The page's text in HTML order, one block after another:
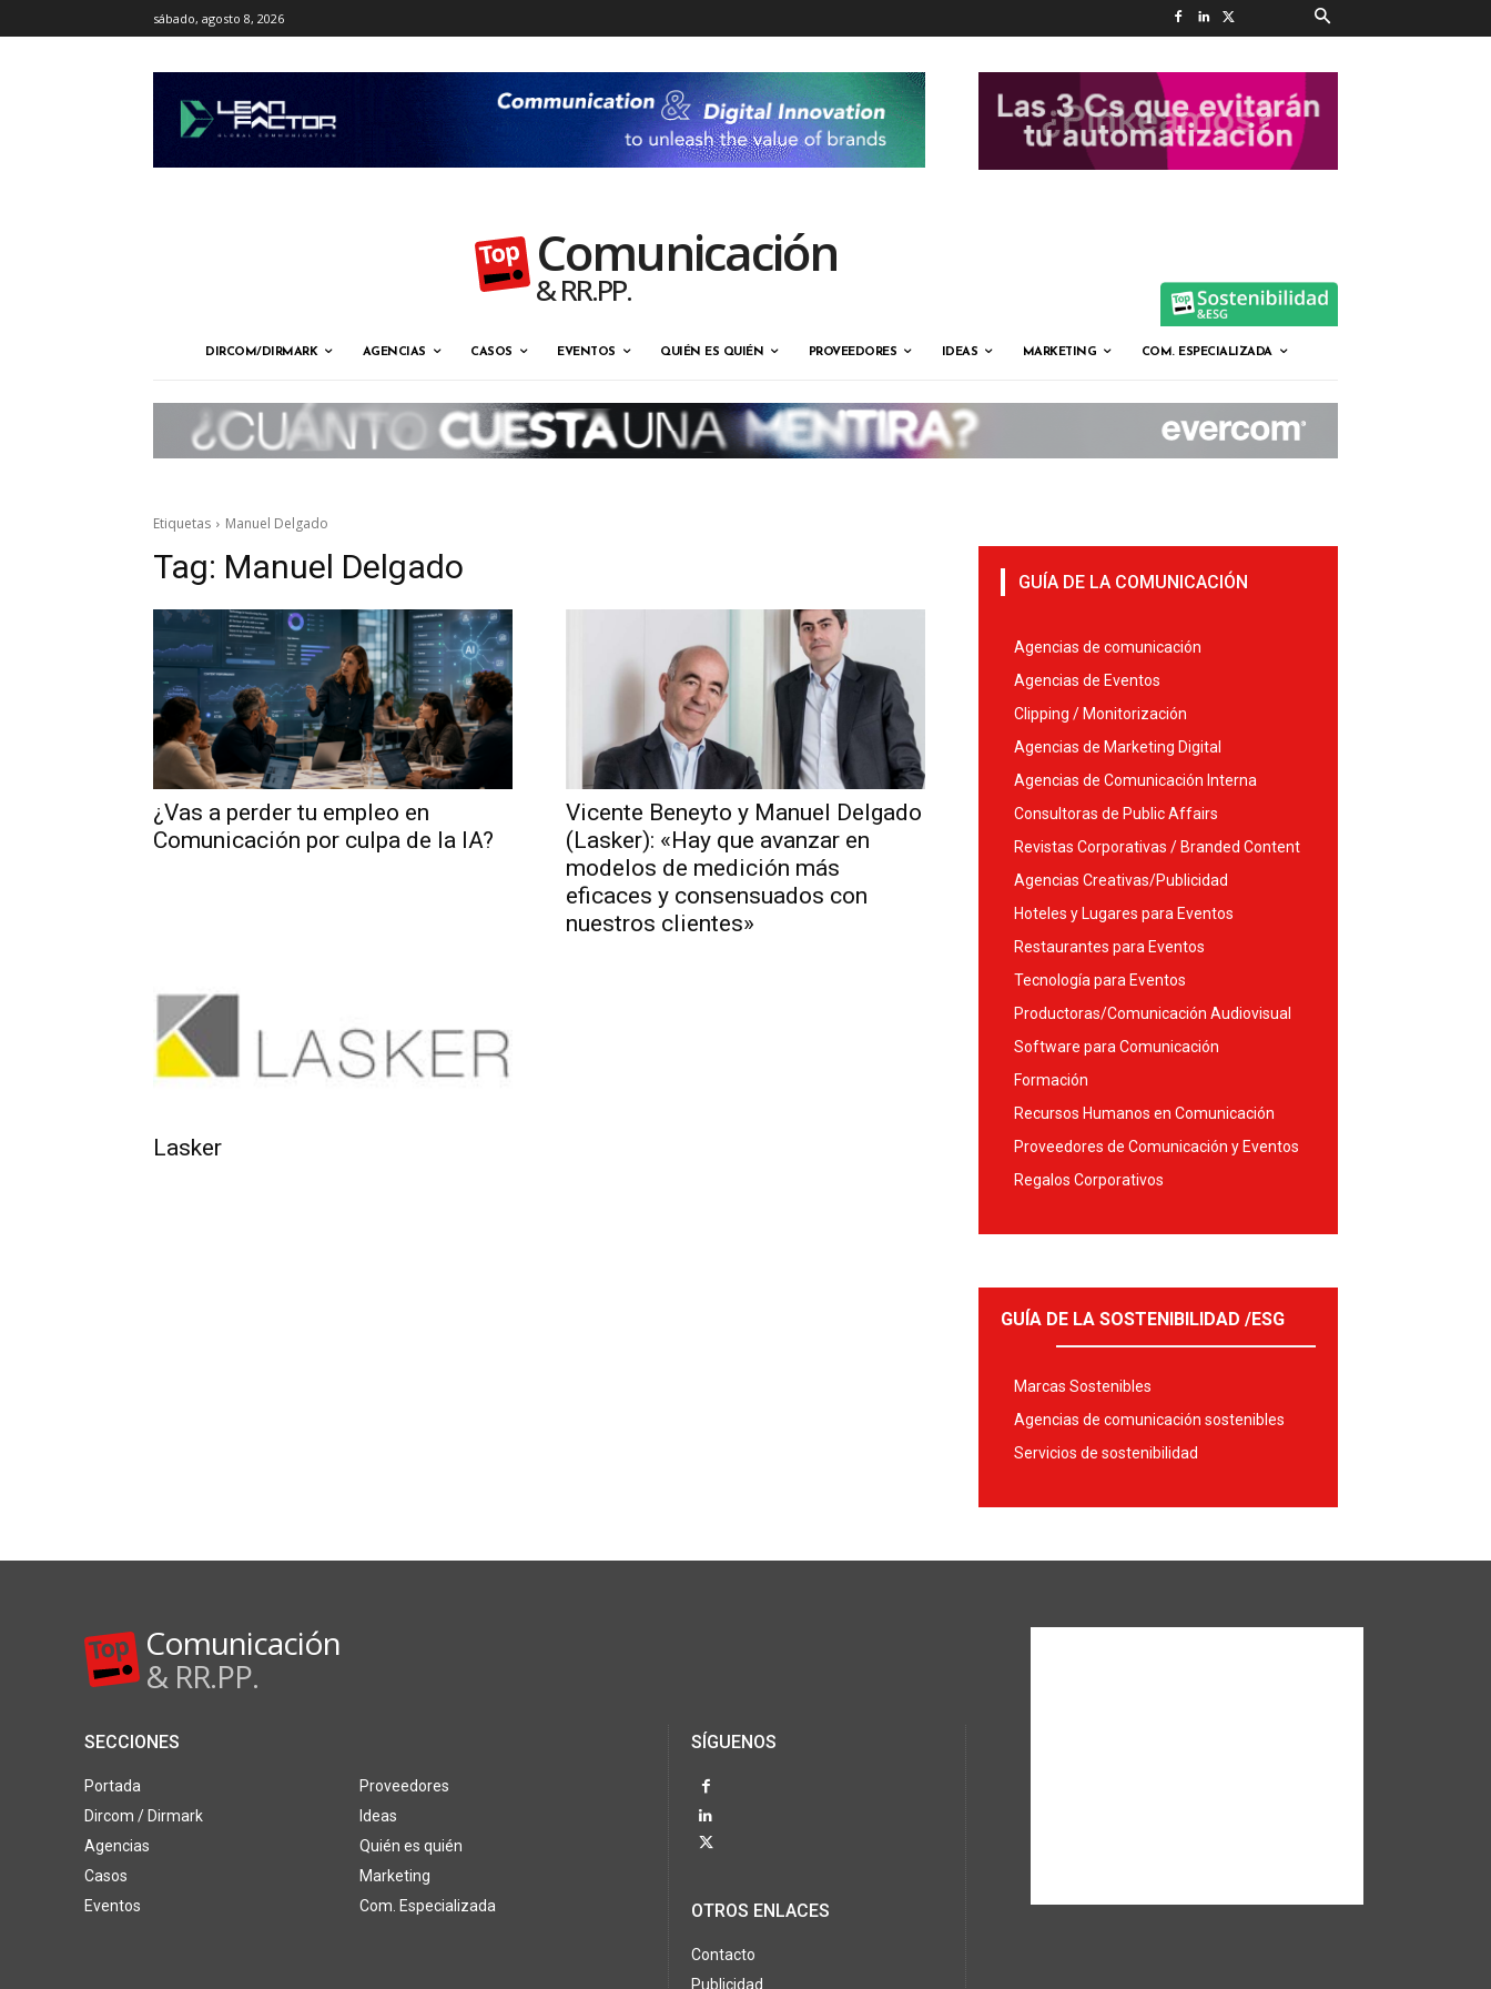
sábado, agosto 8, 2026
Comunicación
& RR.PP.
DIRCOM/DIRMARK AGENCIAS CASOS EVENTOS QUIÉN ES QUIÉN PROVEEDORES IDEAS MARKETING COM. ESPECIALIZADA
Etiquetas Manuel Delgado
Tag: Manuel Delgado
¿Vas a perder tu empleo en
Comunicación por culpa de la IA?
Vicente Beneyto y Manuel Delgado
(Lasker): «Hay que avanzar en
modelos de medición más
eficaces y consensuados con
nuestros clientes»
Lasker
GUÍA DE LA COMUNICACIÓN
Agencias de comunicación
Agencias de Eventos
Clipping / Monitorización
Agencias de Marketing Digital
Agencias de Comunicación Interna
Consultoras de Public Affairs
Revistas Corporativas / Branded Content
Agencias Creativas/Publicidad
Hoteles y Lugares para Eventos
Restaurantes para Eventos
Tecnología para Eventos
Productoras/Comunicación Audiovisual
Software para Comunicación
Formación
Recursos Humanos en Comunicación
Proveedores de Comunicación y Eventos
Regalos Corporativos
GUÍA DE LA SOSTENIBILIDAD /ESG
Marcas Sostenibles
Agencias de comunicación sostenibles
Servicios de sostenibilidad
Comunicación
& RR.PP.
SECCIONES
Portada
Dircom / Dirmark
Agencias
Casos
Eventos
Proveedores
Ideas
Quién es quién
Marketing
Com. Especializada
SÍGUENOS
OTROS ENLACES
Contacto
Publicidad